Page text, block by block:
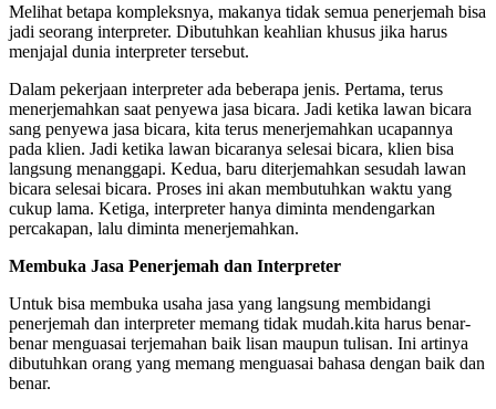
Melihat betapa kompleksnya, makanya tidak semua penerjemah bisa
jadi seorang interpreter. Dibutuhkan keahlian khusus jika harus
menjajal dunia interpreter tersebut.
Dalam pekerjaan interpreter ada beberapa jenis. Pertama, terus
menerjemahkan saat penyewa jasa bicara. Jadi ketika lawan bicara
sang penyewa jasa bicara, kita terus menerjemahkan ucapannya
pada klien. Jadi ketika lawan bicaranya selesai bicara, klien bisa
langsung menanggapi. Kedua, baru diterjemahkan sesudah lawan
bicara selesai bicara. Proses ini akan membutuhkan waktu yang
cukup lama. Ketiga, interpreter hanya diminta mendengarkan
percakapan, lalu diminta menerjemahkan.
Membuka Jasa Penerjemah dan Interpreter
Untuk bisa membuka usaha jasa yang langsung membidangi
penerjemah dan interpreter memang tidak mudah.kita harus benar-
benar menguasai terjemahan baik lisan maupun tulisan. Ini artinya
dibutuhkan orang yang memang menguasai bahasa dengan baik dan
benar.